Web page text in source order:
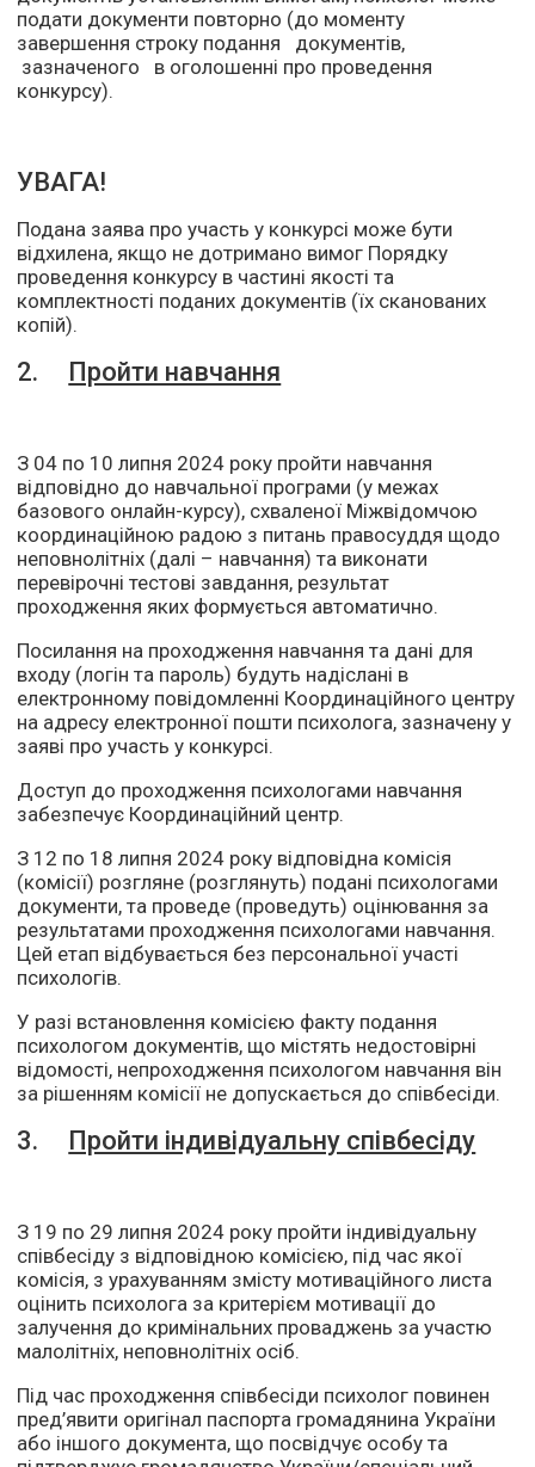
подати документи повторно (до моменту
завершення строку подання документів,
зазначеного в оголошенні про проведення
конкурсу).
УВАГА!
Подана заява про участь у конкурсі може бути
відхилена, якщо не дотримано вимог Порядку
проведення конкурсу в частині якості та
комплектності поданих документів (їх сканованих
копій).
2. Пройти навчання
З 04 по 10 липня 2024 року пройти навчання
відповідно до навчальної програми (у межах
базового онлайн-курсу), схваленої Міжвідомчою
координаційною радою з питань правосуддя щодо
неповнолітніх (далі – навчання) та виконати
перевірочні тестові завдання, результат
проходження яких формується автоматично.
Посилання на проходження навчання та дані для
входу (логін та пароль) будуть надіслані в
електронному повідомленні Координаційного центру
на адресу електронної пошти психолога, зазначену у
заяві про участь у конкурсі.
Доступ до проходження психологами навчання
забезпечує Координаційний центр.
З 12 по 18 липня 2024 року відповідна комісія
(комісії) розгляне (розглянуть) подані психологами
документи, та проведе (проведуть) оцінювання за
результатами проходження психологами навчання.
Цей етап відбувається без персональної участі
психологів.
У разі встановлення комісією факту подання
психологом документів, що містять недостовірні
відомості, непроходження психологом навчання він
за рішенням комісії не допускається до співбесіди.
3. Пройти індивідуальну співбесіду
З 19 по 29 липня 2024 року пройти індивідуальну
співбесіду з відповідною комісією, під час якої
комісія, з урахуванням змісту мотиваційного листа
оцінить психолога за критерієм мотивації до
залучення до кримінальних проваджень за участю
малолітніх, неповнолітніх осіб.
Під час проходження співбесіди психолог повинен
пред’явити оригінал паспорта громадянина України
або іншого документа, що посвідчує особу та